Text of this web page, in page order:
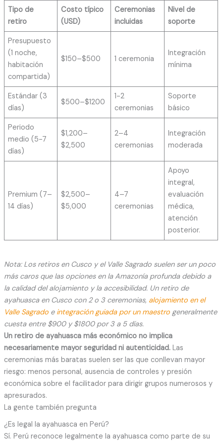
Tipo de
retiro
Costo típico
(USD)
Ceremonias
incluidas
Nivel de
soporte
Presupuesto
(1 noche,
habitación
compartida)
$150–$500 1 ceremonia
Integración
mínima
Estándar (3
días)
$500–$1200
1-2
ceremonias
Soporte
básico
Periodo
medio (5-7
días)
$1,200–
$2,500
2–4
ceremonias
Integración
moderada
Premium (7–
14 días)
$2,500–
$5,000
4–7
ceremonias
Apoyo
integral,
evaluación
médica,
atención
posterior.
Nota: Los retiros en Cusco y el Valle Sagrado suelen ser un poco
más caros que las opciones en la Amazonía profunda debido a
la calidad del alojamiento y la accesibilidad. Un retiro de
ayahuasca en Cusco con 2 o 3 ceremonias, alojamiento en el
Valle Sagrado e integración guiada por un maestro generalmente
cuesta entre $900 y $1800 por 3 a 5 días.
Un retiro de ayahuasca más económico no implica
necesariamente mayor seguridad ni autenticidad. Las
ceremonias más baratas suelen ser las que conllevan mayor
riesgo: menos personal, ausencia de controles y presión
económica sobre el facilitador para dirigir grupos numerosos y
apresurados.
La gente también pregunta
¿Es legal la ayahuasca en Perú?
Sí. Perú reconoce legalmente la ayahuasca como parte de su